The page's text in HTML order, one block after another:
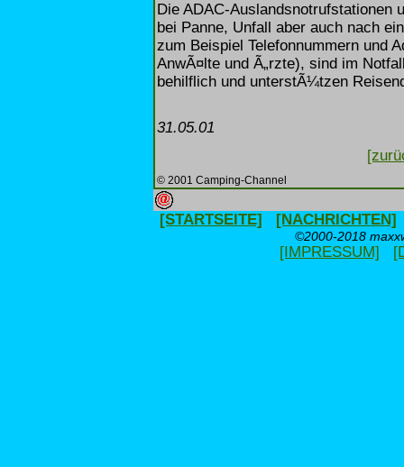
Die ADAC-Auslandsnotrufstationen
bei Panne, Unfall aber auch nach
zum Beispiel Telefonnummern und
AnwÃ¤lte und Ã„rzte), sind im
behilflich und unterstÃ¼tzen
31.05.01
© 2001 Camping-Channel
[STARTSEITE] [NACHRICHTEN]
©2000-2018
[IMPRESSUM]